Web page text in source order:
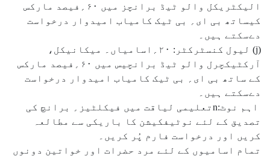
الیکٹریکل والو ٹیڈ برانچز میں ۶۰؍فیصد مارکس
کیساتھ بی ای؍ بی ٹیک کامیاب امیدوار درخواست
دےسکتے ہیں۔
(j) لیول کنسٹرکٹر: ۲۰؍اسامیاں۔ میکانیکل،
آرکٹیکچرل والو ٹیڈ برانچیس میں ۶۰؍فیصد مارکس
کے ساتھ بی ای؍ بی ٹیک کامیاب امیدوار درخواست
دےسکتے ہیں۔
اہم نوٹ:nتعلیمی لیاقت میں فیکلٹیز؍ برانچ کی
تصدیق کے لئے نوٹیفکیشن کا باریکی سے مطالعہ
کریں اور درخواست فارم پُر کریں۔
تمام اسامیوں کے لئے مرد حضرات اور خواتین دونوں